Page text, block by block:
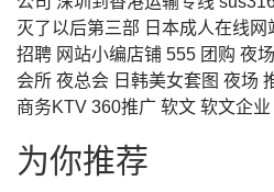
灭了以后第三部 日本成人在线网
招聘 网站小编店铺 555 团购 夜
会所 夜总会 日韩美女套图 夜场
商务KTV 360推广 软文 软文企业
为你推荐